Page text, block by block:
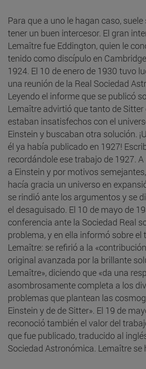
Para que a uno le hagan caso,
tener un buen intercesor. El gran
Lemaître fue Eddington, quien le
tenido como discípulo en
1924. El 10 de enero de 1930 tuvo
una reunión de la Real Sociedad
Leyendo el informe que se publicó
Lemaître advirtió que tanto de
estaban insatisfechos con el
Einstein y buscaban otra solución.
él ya había publicado en 1927!
recordándole ese trabajo de 1927.
a Einstein y por motivos
hacía gracia un universo en
se rindió ante los argumentos y se
el desaguisado. El 10 de mayo de
conferencia ante la Sociedad Real
problema, y en ella informó sobre el
Lemaître: se refirió a la
original avanzada por la brillante
Lemaître», diciendo que «da una
asombrosamente completa a los
problemas que plantean las
Einstein y de de Sitter». El 19 de
reconoció también el valor del
que fue publicado, traducido al
Sociedad Astronómica. Lemaître se